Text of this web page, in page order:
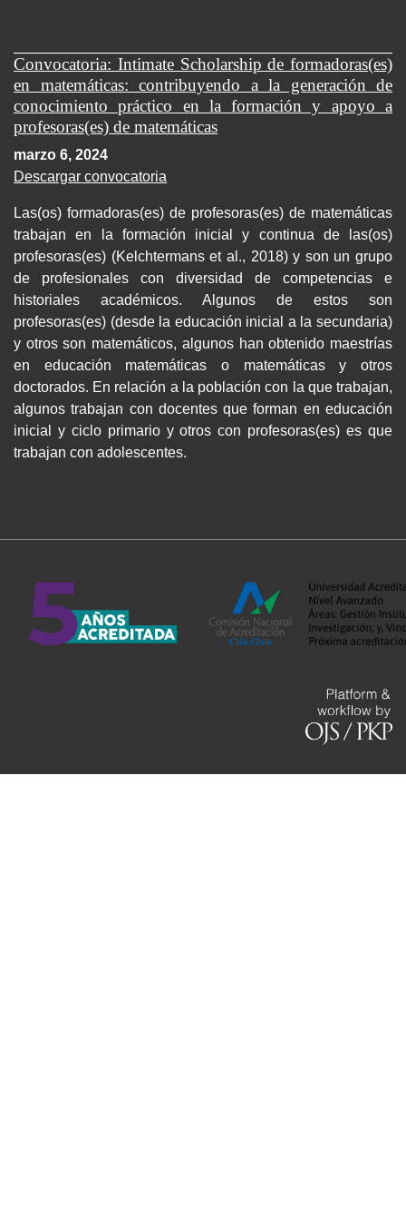
Convocatoria: Intimate Scholarship de formadoras(es)
en matemáticas: contribuyendo a la generación de
conocimiento práctico en la formación y apoyo a
profesoras(es) de matemáticas
marzo 6, 2024
Descargar convocatoria
Las(os) formadoras(es) de profesoras(es) de matemáticas
trabajan en la formación inicial y continua de las(os)
profesoras(es) (Kelchtermans et al., 2018) y son un grupo
de profesionales con diversidad de competencias e
historiales académicos. Algunos de estos son
profesoras(es) (desde la educación inicial a la secundaria)
y otros son matemáticos, algunos han obtenido maestrías
en educación matemáticas o matemáticas y otros
doctorados. En relación a la población con la que trabajan,
algunos trabajan con docentes que forman en educación
inicial y ciclo primario y otros con profesoras(es) es que
trabajan con adolescentes.